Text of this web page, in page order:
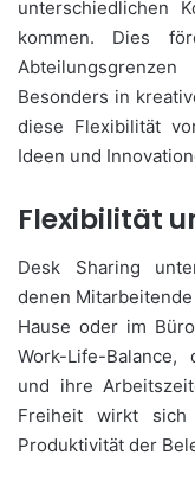
unterschiedlichen
kommen. Dies
Besonders in
diese Flexibilität
Ideen und
Flexibilität
Desk Sharing
denen
Hause oder im
Work-Life-
und ihre
Freiheit wirkt
Produktivität der